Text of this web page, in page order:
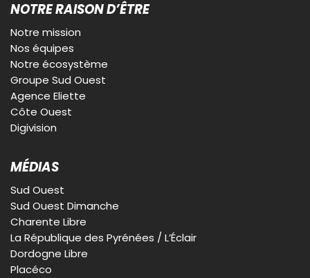
NOTRE RAISON D’ÊTRE
Notre mission
Nos équipes
Notre écosystème
Groupe Sud Ouest
Agence Eliette
Côte Ouest
Digivision
MÉDIAS
Sud Ouest
Sud Ouest Dimanche
Charente Libre
La République des Pyrénées / L’Éclair
Dordogne Libre
Placéco